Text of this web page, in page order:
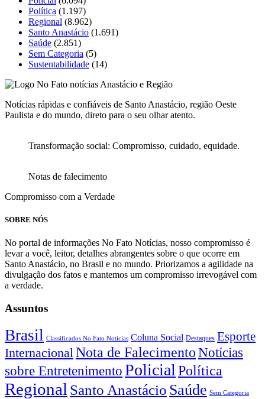
Política (1.197)
Regional (8.962)
Santo Anastácio (1.691)
Saúde (2.851)
Sem Categoria (5)
Sustentabilidade (14)
Notícias rápidas e confiáveis de Santo Anastácio, região Oeste
Paulista e do mundo, direto para o seu olhar atento.
Transformação social: Compromisso, cuidado, equidade.
Notas de falecimento
Compromisso com a Verdade
SOBRE NÓS
No portal de informações No Fato Notícias, nosso compromisso é
levar a você, leitor, detalhes abrangentes sobre o que ocorre em
Santo Anastácio, no Brasil e no mundo. Priorizamos a agilidade na
divulgação dos fatos e mantemos um compromisso irrevogável com
a verdade.
Assuntos
Brasil Classificados No Fato Notícias Coluna Social Destaques Esporte
Internacional Nota de FalecimentoNotícias
sobre EntretenimentoPolicial Política
Regional Santo Anastácio Saúde Sem Categoria